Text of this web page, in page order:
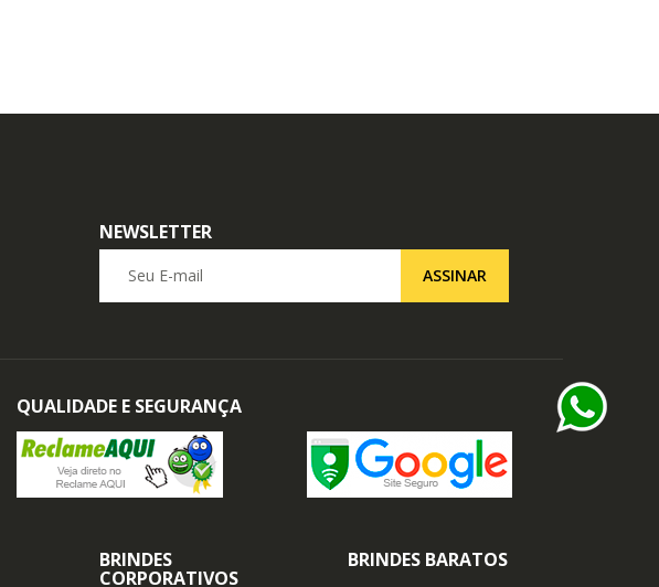
NEWSLETTER
ASSINAR
QUALIDADE E SEGURANÇA
BRINDES
CORPORATIVOS
BRINDES BARATOS